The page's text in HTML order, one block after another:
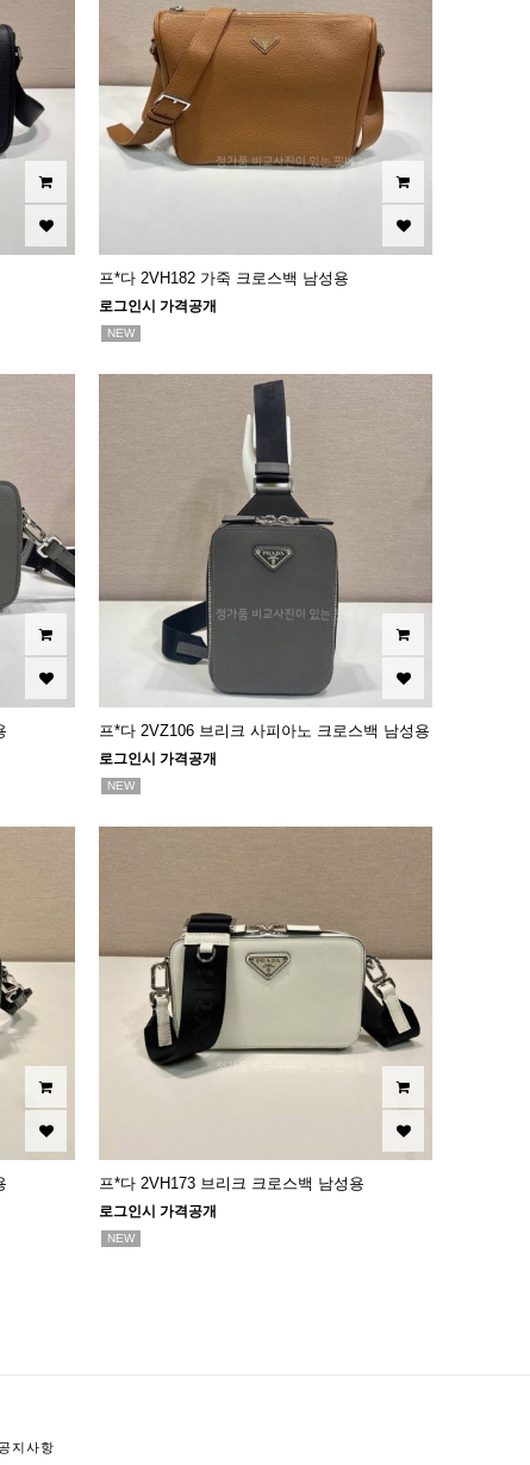
프*다 2VH182 가죽 크로스백 남성용
로그인시 가격공개
NEW
프*다 2VZ106 브리크 사피아노 크로스백 남성용
로그인시 가격공개
NEW
프*다 2VH173 브리크 크로스백 남성용
로그인시 가격공개
NEW
지사항